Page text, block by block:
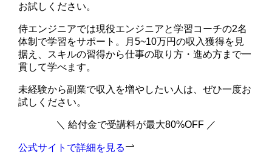
お試しください。
侍エンジニアでは現役エンジニアと学習コーチの2名
体制で学習をサポート。月5~10万円の収入獲得を見
据え、スキルの習得から仕事の取り方・進め方まで一
貫して学べます。
未経験から副業で収入を増やしたい人は、ぜひ一度お
試しください。
＼ 給付金で受講料が最大80%OFF ／
公式サイトで詳細を見る